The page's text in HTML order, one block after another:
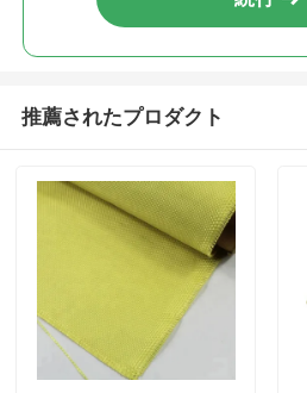
推薦されたプロダクト